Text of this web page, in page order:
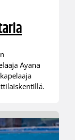
Ayana